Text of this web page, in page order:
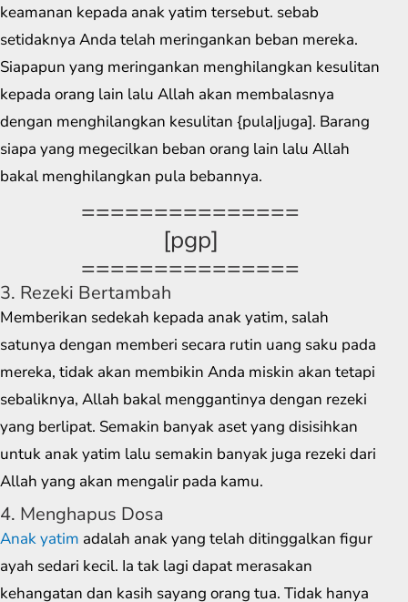
keamanan kepada anak yatim tersebut. sebab
setidaknya Anda telah meringankan beban mereka.
Siapapun yang meringankan menghilangkan kesulitan
kepada orang lain lalu Allah akan membalasnya
dengan menghilangkan kesulitan {pula|juga]. Barang
siapa yang megecilkan beban orang lain lalu Allah
bakal menghilangkan pula bebannya.
===============
[pgp]
===============
3. Rezeki Bertambah
Memberikan sedekah kepada anak yatim, salah
satunya dengan memberi secara rutin uang saku pada
mereka, tidak akan membikin Anda miskin akan tetapi
sebaliknya, Allah bakal menggantinya dengan rezeki
yang berlipat. Semakin banyak aset yang disisihkan
untuk anak yatim lalu semakin banyak juga rezeki dari
Allah yang akan mengalir pada kamu.
4. Menghapus Dosa
Anak yatim adalah anak yang telah ditinggalkan figur
ayah sedari kecil. Ia tak lagi dapat merasakan
kehangatan dan kasih sayang orang tua. Tidak hanya